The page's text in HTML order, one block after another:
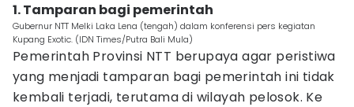
1. Tamparan bagi pemerintah
Gubernur NTT Melki Laka Lena (tengah) dalam konferensi pers kegiatan
Kupang Exotic. (IDN Times/Putra Bali Mula)
Pemerintah Provinsi NTT berupaya agar peristiwa
yang menjadi tamparan bagi pemerintah ini tidak
kembali terjadi, terutama di wilayah pelosok. Ke